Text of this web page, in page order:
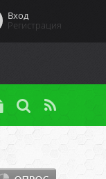
Вход
Регистрация